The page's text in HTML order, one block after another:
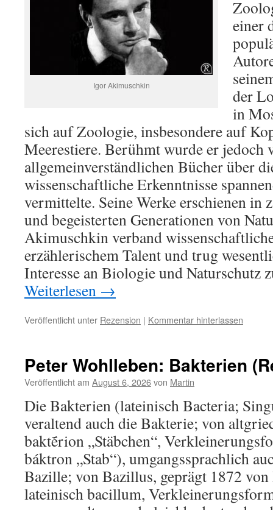
Igor Akimuschkin
einer
der
in
sich auf Zoologie, insbesondere auf
Meerestiere. Berühmt wurde er jedoch
allgemeinverständlichen Bücher über
wissenschaftliche Erkenntnisse
vermittelte. Seine Werke erschienen in
und begeisterten Generationen von
Akimuschkin verband
erzählerischem Talent und trug
Interesse an Biologie und Naturschutz
Weiterlesen →
Veröffentlicht unter Rezension | Kommentar hinterlassen
Peter Wohlleben: Bakterien
Veröffentlicht am August 6, 2026von Martin
Die Bakterien (lateinisch Bacteria;
veraltend auch die Bakterie; von
baktḗrion „Stäbchen“,
báktron „Stab“), umgangssprachlich
Bazille; von Bazillus, geprägt 1872
lateinisch bacillum,